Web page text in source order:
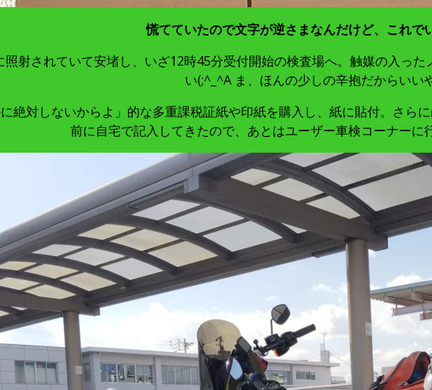
慌てていたので文字が逆さまなんだけど、これで
射されていて安堵し、いざ12時45分受付開始の検査場へ。触媒の入っ
い(;^_^A ま、ほんの少しの辛抱だからいいや
絶対しないからよ」的な多重課税証紙や印紙を購入し、紙に貼付。さら
前に自宅で記入してきたので、あとはユーザー車検コーナーに